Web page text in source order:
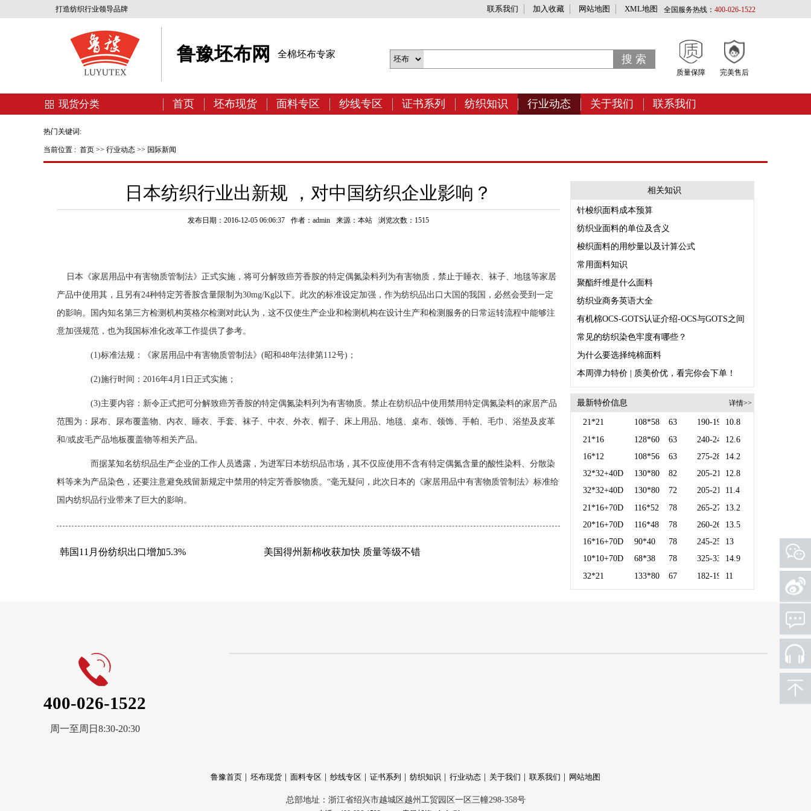
打造纺织行业领导品牌 联系我们 加入收藏 网站地图 XML地图 全国服务热线： 400-026-1522
鲁豫坯布网 全棉坯布专家
质量保障 完美售后
现货分类 首页 坯布现货 面料专区 纱线专区 证书系列 纺织知识 行业动态 关于我们 联系我们
热门关键词:
当前位置 : 首页 >> 行业动态 >> 国际新闻
日本纺织行业出新规 ，对中国纺织企业影响？
发布日期：2016-12-05 06:06:37 作者：admin 来源：本站 浏览次数：1515
日本《家居用品中有害物质管制法》正式实施，将可分解致癌芳香胺的特定偶氮染料列为有害物质，禁止于睡衣、袜子、地毯等家居
产品中使用其，且另有24种特定芳香胺含量限制为30mg/Kg以下。此次的标准设定加强，作为纺织品出口大国的我国，必然会受到一定
的影响。国内知名第三方检测机构英格尔检测对此认为，这不仅使生产企业和检测机构在设计生产和检测服务的日常运转流程中能够注
意加强规范，也为我国标准化改革工作提供了参考。
(1)标准法规：《家居用品中有害物质管制法》(昭和48年法律第112号)；
(2)施行时间：2016年4月1日正式实施；
(3)主要内容：新令正式把可分解致癌芳香胺的特定偶氮染料列为有害物质。禁止在纺织品中使用禁用特定偶氮染料的家居产品
范围为：尿布、尿布覆盖物、内衣、睡衣、手套、袜子、中衣、外衣、帽子、床上用品、地毯、桌布、领饰、手帕、毛巾、浴垫及皮革
和/或皮毛产品地板覆盖物等相关产品。
而据某知名纺织品生产企业的工作人员透露，为进军日本纺织品市场，其不仅应使用不含有特定偶氮含量的酸性染料、分散染
料等来为产品染色，还要注意避免残留新规定中禁用的特定芳香胺物质。“毫无疑问，此次日本的《家居用品中有害物质管制法》标准给
国内纺织品行业带来了巨大的影响。
韩国11月份纺织出口增加5.3% 美国得州新棉收获加快 质量等级不错
相关知识
针梭织面料成本预算
纺织业面料的单位及含义
梭织面料的用纱量以及计算公式
常用面料知识
聚酯纤维是什么面料
纺织业商务英语大全
常见的纺织染色牢度有哪些？
为什么要选择纯棉面料
本周弹力特价 | 质美价优，看完你会下单！
最新特价信息 详情>>
21*21 108*58 63 190-195 10.8
21*16
128*60 63 240-245 12.6
16*12
108*56 63 275-280 14.2
32*32+40D
130*80 82 205-210 12.8
32*32+40D
130*80 72 205-210 11.4
21*16+70D
116*52 78 265-270 13.2
20*16+70D
116*48 78 260-265 13.5
16*16+70D
90*40 78 245-250 13
10*10+70D
68*38 78 325-330 14.9
32*21
133*80 67 182-190 11
400-026-1522
周一至周日8:30-20:30
鲁豫首页 坯布现货 面料专区 纱线专区 证书系列 纺织知识 行业动态 关于我们 联系我们 网站地图
总部地址：浙江省绍兴市越城区越州工贸园区一区三幢298-358号